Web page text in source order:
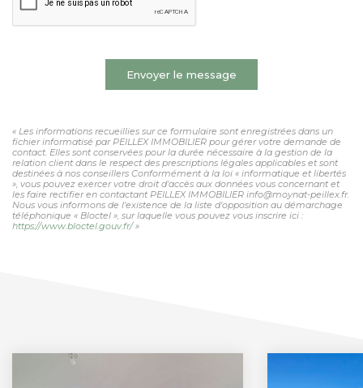
Envoyer le message
« Les informations recueillies sur ce formulaire sont enregistrées dans un
fichier informatisé par PEILLEX IMMOBILIER pour gérer votre demande de
contact. Elles sont conservées pour la durée nécessaire à la gestion de la
relation client dans le respect des prescriptions légales applicables et sont
destinées à nos conseillers Conformément à la loi « informatique et libertés
», vous pouvez exercer votre droit d'accès aux données vous concernant et
les faire rectifier en contactant PEILLEX IMMOBILIER info@moynat-peillex.fr.
Nous vous informons de l'existence de la liste d'opposition au démarchage
téléphonique « Bloctel », sur laquelle vous pouvez vous inscrire ici :
https://www.bloctel.gouv.fr/»